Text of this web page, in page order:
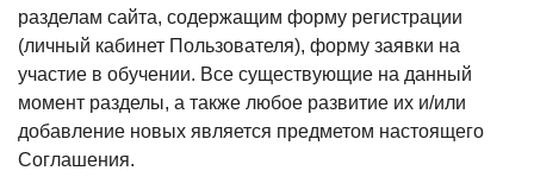
разделам сайта, содержащим форму регистрации
(личный кабинет Пользователя), форму заявки на
участие в обучении. Все существующие на данный
момент разделы, а также любое развитие их и/или
добавление новых является предметом настоящего
Соглашения.